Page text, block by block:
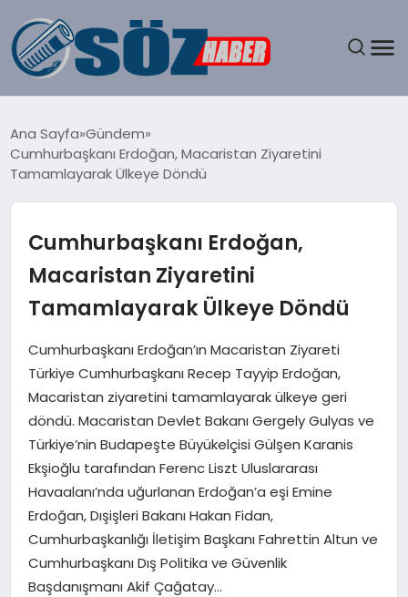
EĞITIM
SAĞLIK
DÜNYA
TEKNOLOJI
SIYASET
YAŞAM
Ana Sayfa Gündem
Cumhurbaşkanı Erdoğan, Macaristan Ziyaretini
Tamamlayarak Ülkeye Döndü
Cumhurbaşkanı Erdoğan,
Macaristan Ziyaretini
Tamamlayarak Ülkeye Döndü
Cumhurbaşkanı Erdoğan’ın Macaristan Ziyareti
Türkiye Cumhurbaşkanı Recep Tayyip Erdoğan,
Macaristan ziyaretini tamamlayarak ülkeye geri
döndü. Macaristan Devlet Bakanı Gergely Gulyas ve
Türkiye’nin Budapeşte Büyükelçisi Gülşen Karanis
Ekşioğlu tarafından Ferenc Liszt Uluslararası
Havaalanı’nda uğurlanan Erdoğan’a eşi Emine
Erdoğan, Dışişleri Bakanı Hakan Fidan,
Cumhurbaşkanlığı İletişim Başkanı Fahrettin Altun ve
Cumhurbaşkanı Dış Politika ve Güvenlik
Başdanışmanı Akif Çağatay…